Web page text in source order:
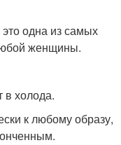
одна из самых
женщины.
в холода.
к любому образу,